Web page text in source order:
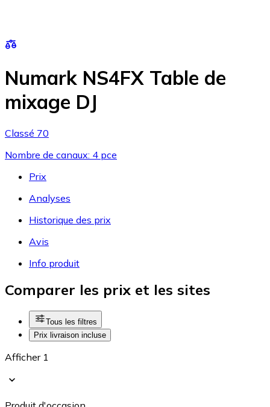
Numark NS4FX Table de
mixage DJ
Classé 70
Nombre de canaux: 4 pce
Prix
Analyses
Historique des prix
Avis
Info produit
Comparer les prix et les sites
Tous les filtres
Prix livraison incluse
Afficher 1